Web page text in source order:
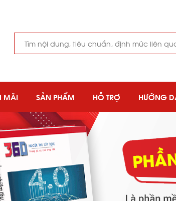
MÃI SẢN PHẨM HỖ TRỢ HƯỚNG